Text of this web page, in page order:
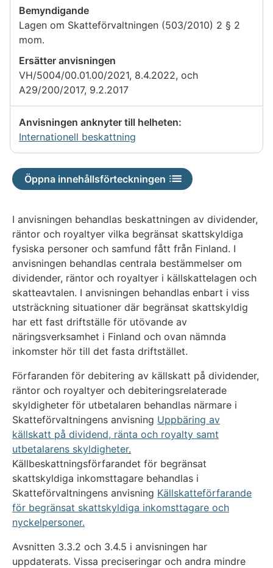
Bemyndigande
Lagen om Skatteförvaltningen (503/2010) 2 § 2
mom.
Ersätter anvisningen
VH/5004/00.01.00/2021, 8.4.2022, och
A29/200/2017, 9.2.2017
Anvisningen anknyter till helheten:
Internationell beskattning
Öppna innehållsförteckningen
I anvisningen behandlas beskattningen av dividender,
räntor och royaltyer vilka begränsat skattskyldiga
fysiska personer och samfund fått från Finland. I
anvisningen behandlas centrala bestämmelser om
dividender, räntor och royaltyer i källskattelagen och
skatteavtalen. I anvisningen behandlas enbart i viss
utsträckning situationer där begränsat skattskyldig
har ett fast driftställe för utövande av
näringsverksamhet i Finland och ovan nämnda
inkomster hör till det fasta driftstället.
Förfaranden för debitering av källskatt på dividender,
räntor och royaltyer och debiteringsrelaterade
skyldigheter för utbetalaren behandlas närmare i
Skatteförvaltningens anvisning Uppbäring av
källskatt på dividend, ränta och royalty samt
utbetalarens skyldigheter.
Källbeskattningsförfarandet för begränsat
skattskyldiga inkomsttagare behandlas i
Skatteförvaltningens anvisning Källskatteförfarande
för begränsat skattskyldiga inkomsttagare och
nyckelpersoner.
Avsnitten 3.3.2 och 3.4.5 i anvisningen har
uppdaterats. Vissa preciseringar och andra mindre